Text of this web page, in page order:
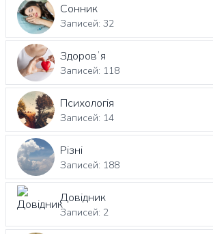
Сонник
Записей: 32
Здоровʼя
Записей: 118
Психологія
Записей: 14
Різні
Записей: 188
Довідник
Записей: 2